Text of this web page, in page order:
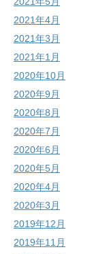
2021年4月
2021年3月
2021年1月
2020年10月
2020年9月
2020年8月
2020年7月
2020年6月
2020年5月
2020年4月
2020年3月
2019年12月
2019年11月